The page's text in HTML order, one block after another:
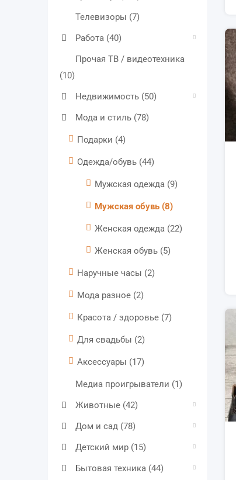
Телевизоры (7)
Работа (40)
Прочая ТВ / видеотехника
(10)
Недвижимость (50)
Мода и стиль (78)
Подарки (4)
Одежда/обувь (44)
Мужская одежда (9)
Мужская обувь (8)
Женская одежда (22)
Женская обувь (5)
Наручные часы (2)
Мода разное (2)
Красота / здоровье (7)
Для свадьбы (2)
Аксессуары (17)
Медиа проигрыватели (1)
Животные (42)
Дом и сад (78)
Детский мир (15)
Бытовая техника (44)